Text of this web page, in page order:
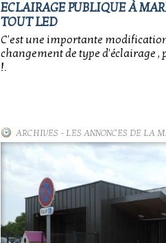
ECLAIRAGE PUBLIQUE À
TOUT LED
C'est une importante
changement de type d'éclairage ,
!.
ARCHIVES - LES ANNONCES DE LA